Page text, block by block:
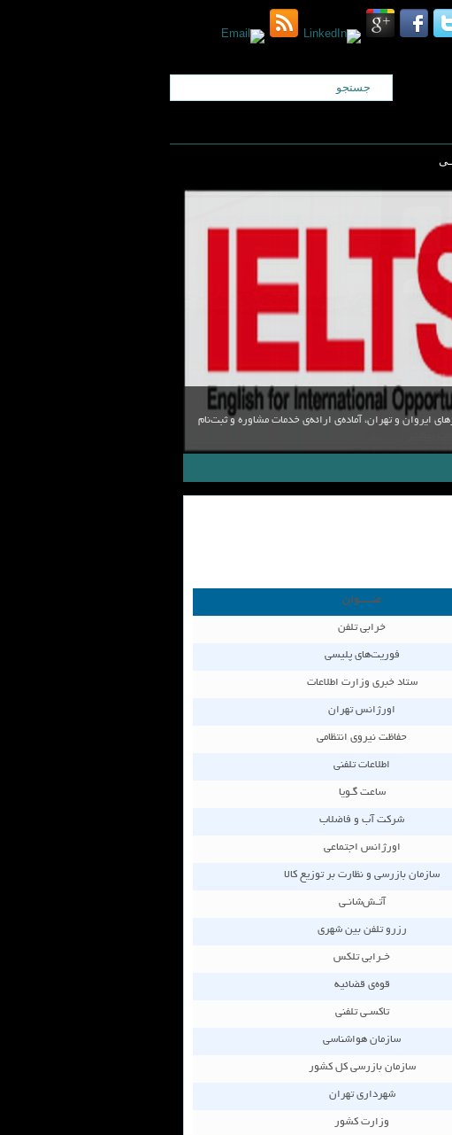
در شهرهای ایروان و تهران، آماده‌ی ارائه‌ی خدمات مشاوره و ثبت‌نام
عنـــــوان
خرابی تلفن
فوريت‌های پليسی
ستاد خبری وزارت اطلاعات
اورژانس تهران
حفاظت نیروی انتظامی
اطلاعات تلفنی
ساعت گـويا
شركت آب و فاضلاب
اورژانس اجتماعی
سازمان بازرسی و نظارت بر توزيع كالا
آتـش‌شانـی
رزرو تلفن بين شهری
خـرابی تلكس
قوه‌ی قضائیه
تاكسـی تلفنی
سازمان هواشناسی
سازمان بازرسی كل كشور
شهرداری تهران
وزارت کشور